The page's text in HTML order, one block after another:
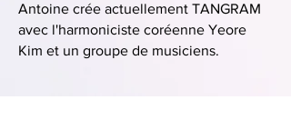
Antoine crée actuellement TANGRAM
avec l'harmoniciste coréenne Yeore
Kim et un groupe de musiciens.